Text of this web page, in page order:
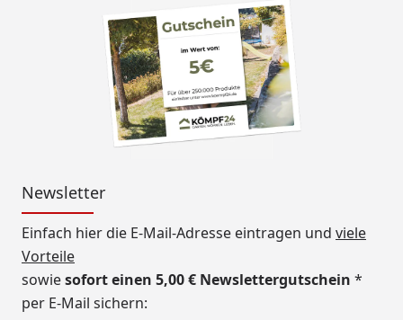
Newsletter
Einfach hier die E-Mail-Adresse eintragen und viele
Vorteile
sowiesofort einen 5,00 € Newslettergutschein *
per E-Mail sichern: